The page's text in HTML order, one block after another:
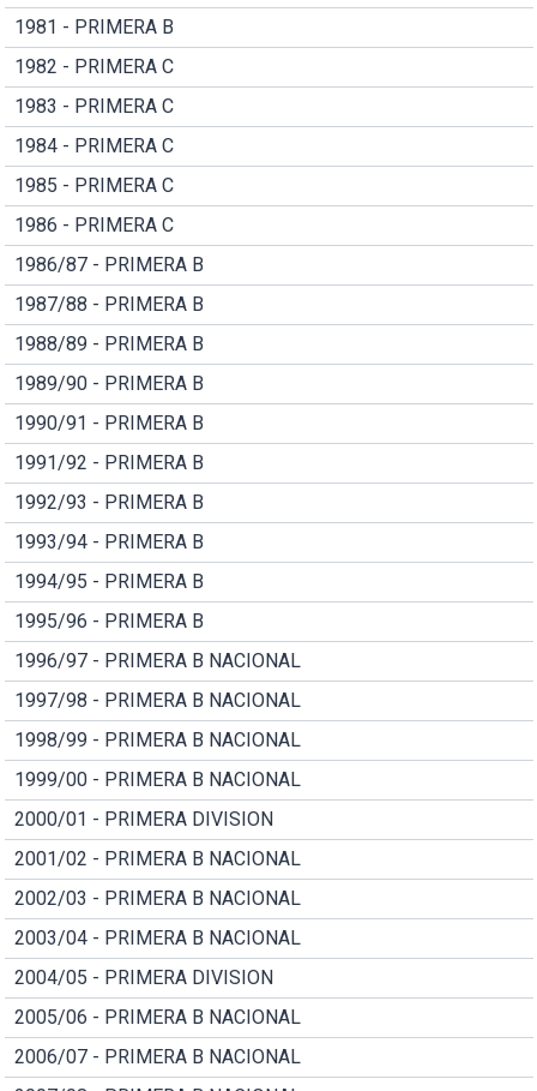
1981 - PRIMERA B
1982 - PRIMERA C
1983 - PRIMERA C
1984 - PRIMERA C
1985 - PRIMERA C
1986 - PRIMERA C
1986/87 - PRIMERA B
1987/88 - PRIMERA B
1988/89 - PRIMERA B
1989/90 - PRIMERA B
1990/91 - PRIMERA B
1991/92 - PRIMERA B
1992/93 - PRIMERA B
1993/94 - PRIMERA B
1994/95 - PRIMERA B
1995/96 - PRIMERA B
1996/97 - PRIMERA B NACIONAL
1997/98 - PRIMERA B NACIONAL
1998/99 - PRIMERA B NACIONAL
1999/00 - PRIMERA B NACIONAL
2000/01 - PRIMERA DIVISION
2001/02 - PRIMERA B NACIONAL
2002/03 - PRIMERA B NACIONAL
2003/04 - PRIMERA B NACIONAL
2004/05 - PRIMERA DIVISION
2005/06 - PRIMERA B NACIONAL
2006/07 - PRIMERA B NACIONAL